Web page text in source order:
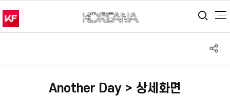
통
Another Day > 상세화면